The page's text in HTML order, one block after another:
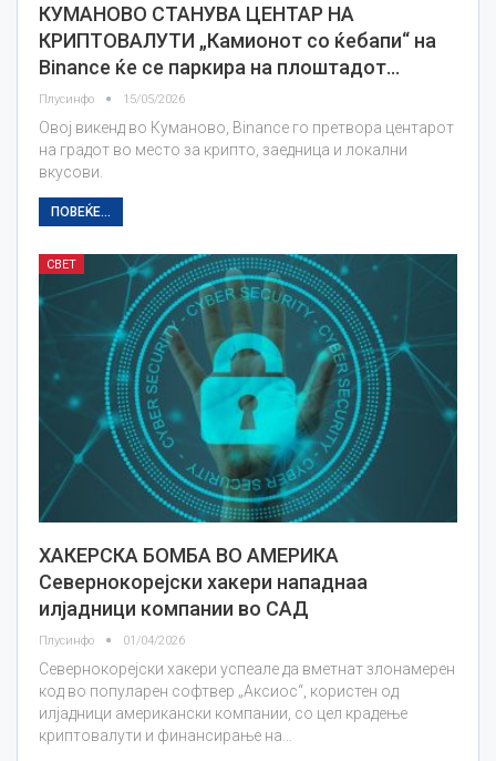
КУМАНОВО СТАНУВА ЦЕНТАР НА
КРИПТОВАЛУТИ „Камионот со ќебапи“ на
Binance ќе се паркира на плоштадот…
Плусинфо 15/05/2026
Овој викенд во Куманово, Binance го претвора центарот
на градот во место за крипто, заедница и локални
вкусови.
ПОВЕЌЕ...
СВЕТ
ХАКЕРСКА БОМБА ВО АМЕРИКА
Севернокорејски хакери нападнаа
илјадници компании во САД
Плусинфо 01/04/2026
Севернокорејски хакери успеале да вметнат злонамерен
код во популарен софтвер „Аксиос“, користен од
илјадници американски компании, со цел крадење
криптовалути и финансирање на…